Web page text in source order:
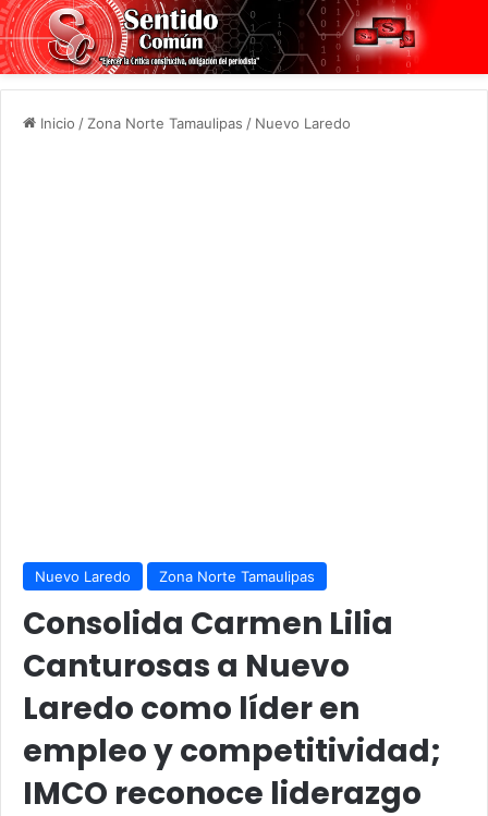
Inicio / Zona Norte Tamaulipas / Nuevo Laredo
Nuevo Laredo Zona Norte Tamaulipas
Consolida Carmen Lilia
Canturosas a Nuevo
Laredo como líder en
empleo y competitividad;
IMCO reconoce liderazgo